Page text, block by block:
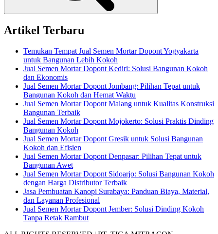
Search
Artikel Terbaru
Temukan Tempat Jual Semen Mortar Dopont Yogyakarta
untuk Bangunan Lebih Kokoh
Jual Semen Mortar Dopont Kediri: Solusi Bangunan Kokoh
dan Ekonomis
Jual Semen Mortar Dopont Jombang: Pilihan Tepat untuk
Bangunan Kokoh dan Hemat Waktu
Jual Semen Mortar Dopont Malang untuk Kualitas Konstruksi
Bangunan Terbaik
Jual Semen Mortar Dopont Mojokerto: Solusi Praktis Dinding
Bangunan Kokoh
Jual Semen Mortar Dopont Gresik untuk Solusi Bangunan
Kokoh dan Efisien
Jual Semen Mortar Dopont Denpasar: Pilihan Tepat untuk
Bangunan Awet
Jual Semen Mortar Dopont Sidoarjo: Solusi Bangunan Kokoh
dengan Harga Distributor Terbaik
Jasa Pembuatan Kanopi Surabaya: Panduan Biaya, Material,
dan Layanan Profesional
Jual Semen Mortar Dopont Jember: Solusi Dinding Kokoh
Tanpa Retak Rambut